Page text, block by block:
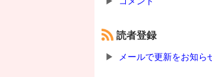
読者登録
メールで更新をお知ら